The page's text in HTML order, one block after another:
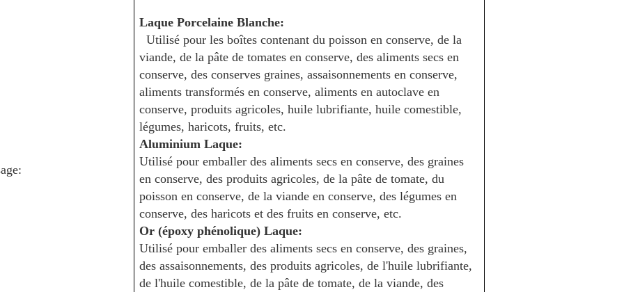
Laque Porcelaine Blanche:
Utilisé pour les boîtes contenant du poisson en conserve, de la
viande, de la pâte de tomates en conserve, des aliments secs en
conserve, des conserves graines, assaisonnements en conserve,
aliments transformés en conserve, aliments en autoclave en
conserve, produits agricoles, huile lubrifiante, huile comestible,
légumes, haricots, fruits, etc.
Aluminium Laque:
Utilisé pour emballer des aliments secs en conserve, des graines
en conserve, des produits agricoles, de la pâte de tomate, du
poisson en conserve, de la viande en conserve, des légumes en
conserve, des haricots et des fruits en conserve, etc.
Or (époxy phénolique) Laque:
Utilisé pour emballer des aliments secs en conserve, des graines,
des assaisonnements, des produits agricoles, de l'huile lubrifiante,
de l'huile comestible, de la pâte de tomate, de la viande, des